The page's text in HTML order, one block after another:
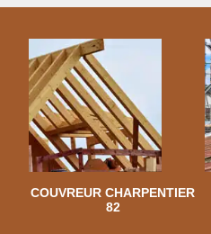
COUVREUR CHARPENTIER
82